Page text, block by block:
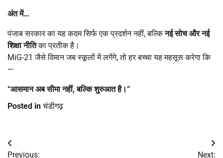
अंत में…
पंजाब सरकार का यह कदम सिर्फ एक प्रदर्शन नहीं, बल्किनई सोच और नई
शिक्षा नीतिका प्रतीक है।
MiG-21 जैसे विमान जब स्कूलों में लगेंगे, तो हर बच्चा यह महसूस करेगा कि
—
“आसमान अब सीमा नहीं,बल्कि शुरुआत है।”
Posted inचंडीगढ़
Post
Previous: Next: